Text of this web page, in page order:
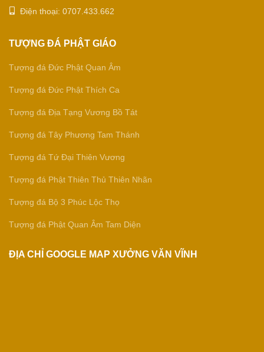
Điện thoại: 0707.433.662
TƯỢNG ĐÁ PHẬT GIÁO
Tượng đá Đức Phật Quan Âm
Tượng đá Đức Phật Thích Ca
Tượng đá Địa Tạng Vương Bồ Tát
Tượng đá Tây Phương Tam Thánh
Tượng đá Tứ Đại Thiên Vương
Tượng đá Phật Thiên Thủ Thiên Nhãn
Tượng đá Bộ 3 Phúc Lộc Thọ
Tượng đá Phật Quan Âm Tam Diện
ĐỊA CHỈ GOOGLE MAP XƯỞNG VĂN VĨNH